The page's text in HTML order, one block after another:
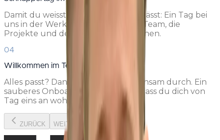
Damit du weisst, worauf du dich einlässt: Ein Tag bei
uns in der Werkstatt. Du lernst das Team, die
Projekte und den Arbeitsalltag kennen.
04
Willkommen im Team
Alles passt? Dann starten wir gemeinsam durch. Ein
sauberes Onboarding sorgt dafür, dass du dich von
Tag eins an wohlfühlst.
ZURÜCK WEITER